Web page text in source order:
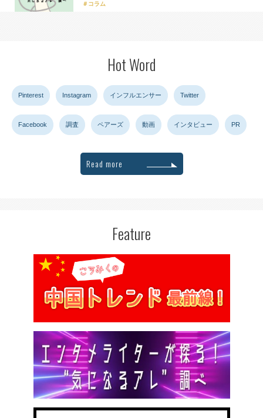
コラム
Hot Word
Pinterest Instagram インフルエンサー Twitter
Facebook 調査 ペアーズ 動画 インタビュー PR
Read more
Feature